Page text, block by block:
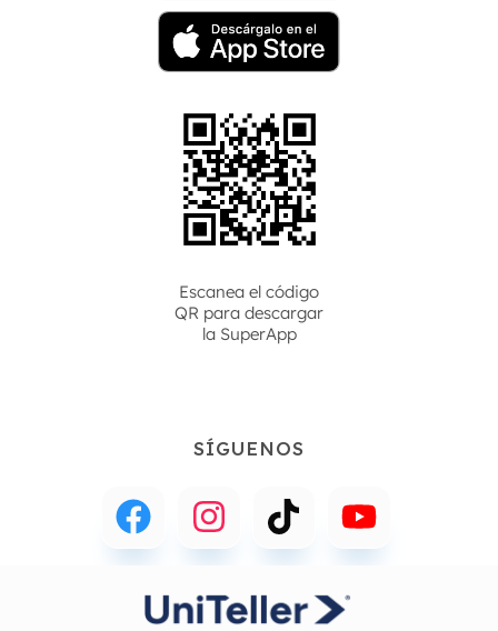
Escanea el código
QR para descargar
la SuperApp
SÍGUENOS